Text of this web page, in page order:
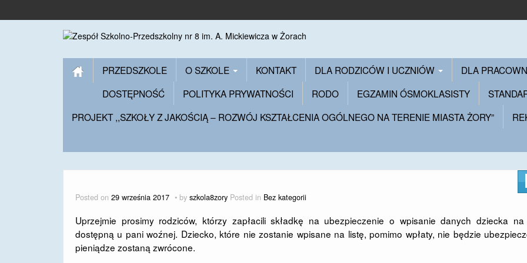
PRZEDSZKOLE O SZKOLE KONTAKT DLA RODZICÓW I UCZNIÓW DLA
DOSTĘPNOŚĆ
POLITYKA PRYWATNOŚCI RODO EGZAMIN ÓSMOKLASISTY
PROJEKT ,,SZKOŁY Z JAKOŚCIĄ – ROZWÓJ KSZTAŁCENIA OGÓLNEGO NA TERENIE MIASTA ŻORY”
Posted on 29 września 2017 by szkola8zory Posted in Bez kategorii
Uprzejmie prosimy rodziców, którzy zapłacili składkę na ubezpieczenie o wpisanie danych dziecka na
dostępną u pani woźnej. Dziecko, które nie zostanie wpisane na listę, pomimo wpłaty, nie będzie
pieniądze zostaną zwrócone.